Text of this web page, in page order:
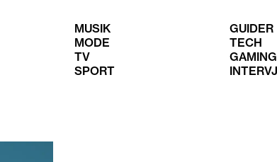
MUSIK
MODE
TV
SPORT
GUIDER
TECH
GAMING